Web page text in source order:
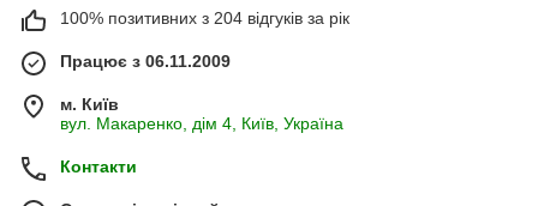
100% позитивних з 204 відгуків за рік
Працює з 06.11.2009
м. Київ
вул. Макаренко, дім 4, Київ, Україна
Контакти